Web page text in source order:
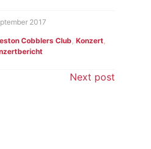
2017
Cobblers Club,Konzert,
Next post